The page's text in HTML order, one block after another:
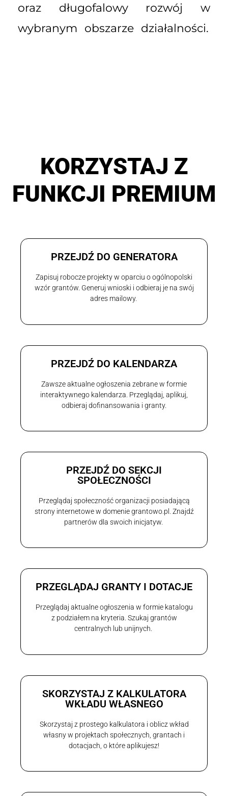
oraz długofalowy rozwój w
wybranym obszarze działalności.
KORZYSTAJ Z
FUNKCJI PREMIUM
PRZEJDŹ DO GENERATORA
Zapisuj robocze projekty w oparciu o ogólnopolski
wzór grantów. Generuj wnioski i odbieraj je na swój
adres mailowy.
PRZEJDŹ DO KALENDARZA
Zawsze aktualne ogłoszenia zebrane w formie
interaktywnego kalendarza. Przeglądaj, aplikuj,
odbieraj dofinansowania i granty.
PRZEJDŹ DO SEKCJI
SPOŁECZNOŚCI
Przeglądaj społeczność organizacji posiadającą
strony internetowe w domenie grantowo.pl. Znajdź
partnerów dla swoich inicjatyw.
PRZEGLĄDAJ GRANTY I DOTACJE
Przeglądaj aktualne ogłoszenia w formie katalogu
z podziałem na kryteria. Szukaj grantów
centralnych lub unijnych.
SKORZYSTAJ Z KALKULATORA
WKŁADU WŁASNEGO
Skorzystaj z prostego kalkulatora i oblicz wkład
własny w projektach społecznych, grantach i
dotacjach, o które aplikujesz!